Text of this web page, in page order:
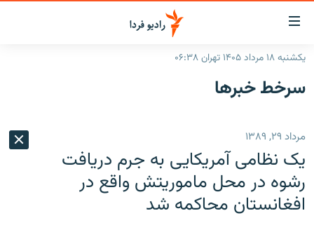
لینک‌های
قابلیت
دسترسی
بازگشت
اصلی
رفتن
صفحه
جستجو
ایران
رادیو
انتخاب کنید و بشنوید
برنامه‌های رادیویی
پادکست
چندرسانه‌ای
یکشنبه ۱۸ مرداد ۱۴۰۵ تهران ۰۶:۳۸
سرخط‌ خبرها
مرداد ۲۹, ۱۳۸۹
یک نظامی آمریکایی به جرم دریافت
رشوه در محل ماموریتش واقع در
افغانستان محاکمه شد